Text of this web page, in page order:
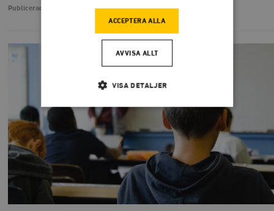
Publicerad 3 september 2022
ACCEPTERA ALLA
AVVISA ALLT
VISA DETALJER
Strikt nödvändigt Analys
Marknadsföring Funktioner
Strikt nödvändiga kakor tillåter
kärnwebbplatsfunktioner som användarinloggning
och kontohantering. Webbplatsen kan inte användas
ordentligt utan strikt nödvändiga cookies.